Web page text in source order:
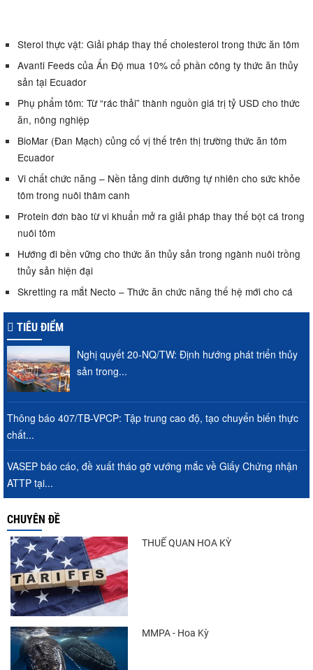
Sterol thực vật: Giải pháp thay thế cholesterol trong thức ăn tôm
Avanti Feeds của Ấn Độ mua 10% cổ phần công ty thức ăn thủy
sản tại Ecuador
Phụ phẩm tôm: Từ “rác thải” thành nguồn giá trị tỷ USD cho thức
ăn, nông nghiệp
BioMar (Đan Mạch) củng cố vị thế trên thị trường thức ăn tôm
Ecuador
Vi chất chức năng – Nền tảng dinh dưỡng tự nhiên cho sức khỏe
tôm trong nuôi thâm canh
Protein đơn bào từ vi khuẩn mở ra giải pháp thay thế bột cá trong
nuôi tôm
Hướng đi bền vững cho thức ăn thủy sản trong ngành nuôi trồng
thủy sản hiện đại
Skretting ra mắt Necto – Thức ăn chức năng thế hệ mới cho cá
TIÊU ĐIỂM
Nghị quyết 20-NQ/TW: Định hướng phát triển thủy
sản trong...
Thông báo 407/TB-VPCP: Tập trung cao độ, tạo chuyển biến thực
chất...
VASEP báo cáo, đề xuất tháo gỡ vướng mắc về Giấy Chứng nhận
ATTP tại...
CHUYÊN ĐỀ
THUẾ QUAN HOA KỲ
MMPA - Hoa Kỳ